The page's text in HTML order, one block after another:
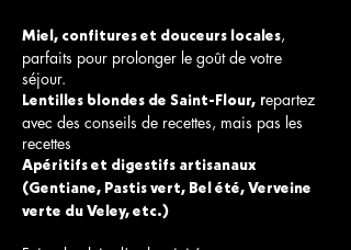
Miel, confitures et douceurs locales,
parfaits pour prolonger le goût de votre
séjour.
Lentilles blondes de Saint-Flour, repartez
avec des conseils de recettes, mais pas les
recettes
Apéritifs et digestifs artisanaux
(Gentiane, Pastis vert, Bel été, Verveine
verte du Veley, etc.)